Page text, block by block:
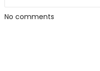
No comments